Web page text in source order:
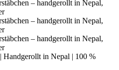
Handgerollt in Nepal | 100 %